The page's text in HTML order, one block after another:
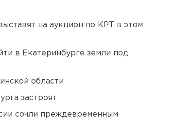
на аукцион по КРТ в этом
в Екатеринбурге земли под
области
застроят
сочли преждевременным